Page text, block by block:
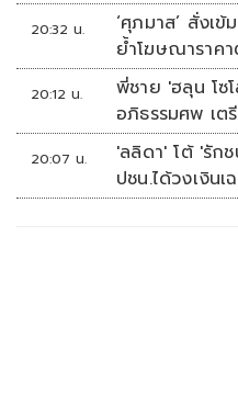
20:32 น.
‘ศุภมาส’ สั่งเ
ย้ำโฆษณาราค
20:12 น.
พี่ชาย 'ฮลุน โซ
อภิธรรมศพ เต
20:07 น.
'ลลิดา' โต้ 'รัก
ปชน.ได้วงเงิน